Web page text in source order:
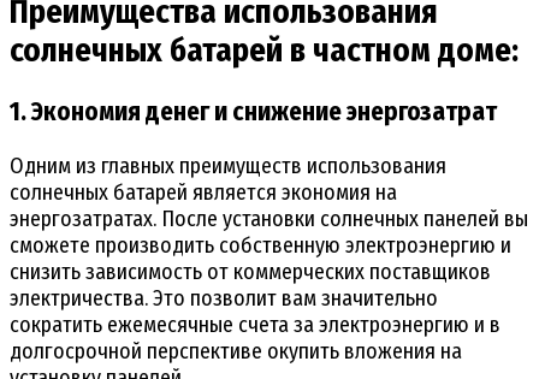
Преимущества использования
солнечных батарей в частном доме:
1. Экономия денег и снижение энергозатрат
Одним из главных преимуществ использования
солнечных батарей является экономия на
энергозатратах. После установки солнечных панелей вы
сможете производить собственную электроэнергию и
снизить зависимость от коммерческих поставщиков
электричества. Это позволит вам значительно
сократить ежемесячные счета за электроэнергию и в
долгосрочной перспективе окупить вложения на